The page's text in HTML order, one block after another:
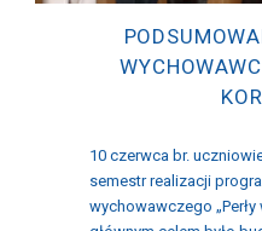
10 czerwca br.
semestr realizacji
wychowawczego